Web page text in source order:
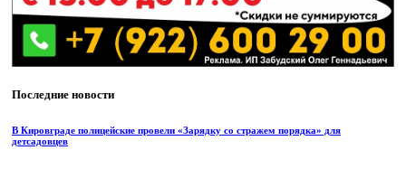
Последние новости
В Кировграде полицейские провели «Зарядку со стражем порядка» для
детсадовцев